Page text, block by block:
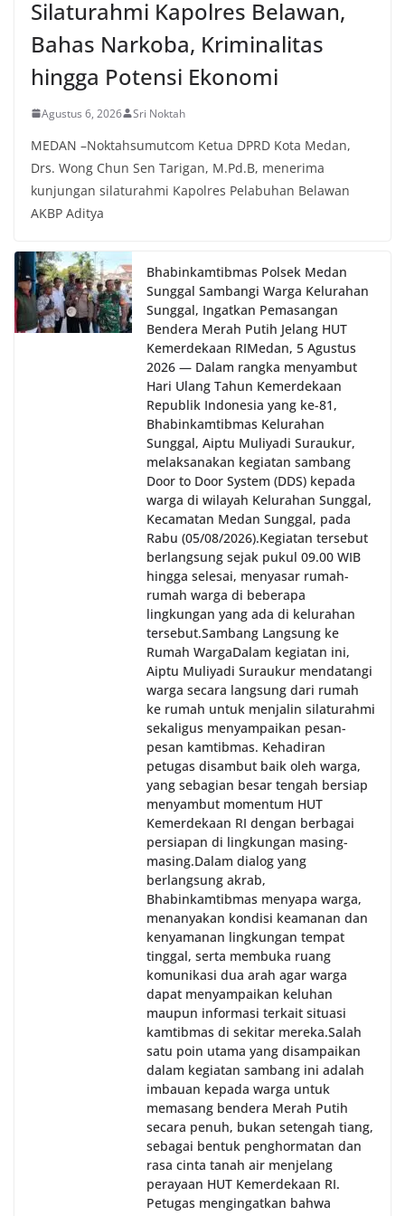
Sunggal sebagai bagian dari upaya menciptakan
situasi Kamtibmas yang aman dan kondusif,
sekaligus menumbuhkan semangat nasionalisme
warga dalam menyambut Hari Kemerdekaan RI.
Silaturahmi Kapolres Belawan,
Bahas Narkoba, Kriminalitas
hingga Potensi Ekonomi
Agustus 6, 2026 Sri Noktah
MEDAN –Noktahsumutcom Ketua DPRD Kota Medan,
Drs. Wong Chun Sen Tarigan, M.Pd.B, menerima
kunjungan silaturahmi Kapolres Pelabuhan Belawan
AKBP Aditya
Bhabinkamtibmas Polsek Medan
Sunggal Sambangi Warga Kelurahan
Sunggal, Ingatkan Pemasangan
Bendera Merah Putih Jelang HUT
Kemerdekaan RI‎‎Medan, 5 Agustus
2026 — Dalam rangka menyambut
Hari Ulang Tahun Kemerdekaan
Republik Indonesia yang ke-81,
Bhabinkamtibmas Kelurahan
Sunggal, Aiptu Muliyadi Suraukur,
melaksanakan kegiatan sambang
Door to Door System (DDS) kepada
warga di wilayah Kelurahan Sunggal,
Kecamatan Medan Sunggal, pada
Rabu (05/08/2026).‎‎Kegiatan tersebut
berlangsung sejak pukul 09.00 WIB
hingga selesai, menyasar rumah-
rumah warga di beberapa
lingkungan yang ada di kelurahan
tersebut.‎Sambang Langsung ke
Rumah Warga‎Dalam kegiatan ini,
Aiptu Muliyadi Suraukur mendatangi
warga secara langsung dari rumah
ke rumah untuk menjalin silaturahmi
sekaligus menyampaikan pesan-
pesan kamtibmas. Kehadiran
petugas disambut baik oleh warga,
yang sebagian besar tengah bersiap
menyambut momentum HUT
Kemerdekaan RI dengan berbagai
persiapan di lingkungan masing-
masing.‎Dalam dialog yang
berlangsung akrab,
Bhabinkamtibmas menyapa warga,
menanyakan kondisi keamanan dan
kenyamanan lingkungan tempat
tinggal, serta membuka ruang
komunikasi dua arah agar warga
dapat menyampaikan keluhan
maupun informasi terkait situasi
kamtibmas di sekitar mereka.‎‎‎Salah
satu poin utama yang disampaikan
dalam kegiatan sambang ini adalah
imbauan kepada warga untuk
memasang bendera Merah Putih
secara penuh, bukan setengah tiang,
sebagai bentuk penghormatan dan
rasa cinta tanah air menjelang
perayaan HUT Kemerdekaan RI.
Petugas mengingatkan bahwa